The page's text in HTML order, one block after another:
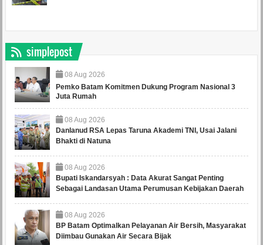
simplepost
08 Aug 2026
Pemko Batam Komitmen Dukung Program Nasional 3
Juta Rumah
08 Aug 2026
Danlanud RSA Lepas Taruna Akademi TNI, Usai Jalani
Bhakti di Natuna
08 Aug 2026
Bupati Iskandarsyah : Data Akurat Sangat Penting
Sebagai Landasan Utama Perumusan Kebijakan Daerah
08 Aug 2026
BP Batam Optimalkan Pelayanan Air Bersih, Masyarakat
Diimbau Gunakan Air Secara Bijak